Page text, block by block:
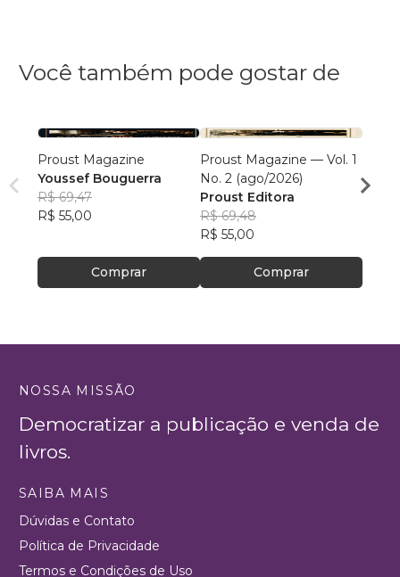
Você também pode gostar de
Proust Magazine
Youssef Bouguerra
R$ 69,47
R$ 55,00
Comprar
Proust Magazine — Vol. 1
No. 2 (ago/2026)
Proust Editora
R$ 69,48
R$ 55,00
Comprar
NOSSA MISSÃO
Democratizar a publicação e venda de
livros.
SAIBA MAIS
Dúvidas e Contato
Política de Privacidade
Termos e Condições de Uso